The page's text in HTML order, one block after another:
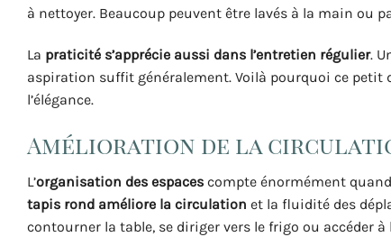
à nettoyer. Beaucoup peuvent être lavés à la main ou
La praticité s’apprécie aussi dans l’entretien régulier.
aspiration suffit généralement. Voilà pourquoi ce petit
l’élégance.
Amélioration de la
L’organisation des espaces compte énormément
tapis rond améliore la circulation et la fluidité des
contourner la table, se diriger vers le frigo ou accéder à